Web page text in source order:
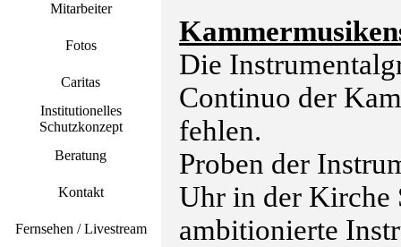
Mitarbeiter
Fotos
Caritas
Institutionelles
Schutzkonzept
Beratung
Kontakt
Fernsehen / Livestream
Die
Continuo der
fehlen.
Proben der
Uhr in der Kirche
ambitionierte